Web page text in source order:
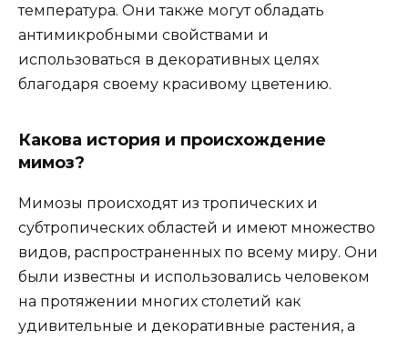
температура. Они также могут обладать
антимикробными свойствами и
использоваться в декоративных целях
благодаря своему красивому цветению.
Какова история и происхождение
мимоз?
Мимозы происходят из тропических и
субтропических областей и имеют множество
видов, распространенных по всему миру. Они
были известны и использовались человеком
на протяжении многих столетий как
удивительные и декоративные растения, а